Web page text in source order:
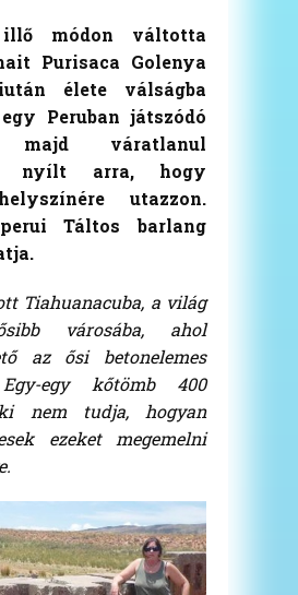
illő módon váltotta
Purisaca Golenya
élete válságba
Peruban játszódó
majd váratlanul
nyílt arra, hogy
utazzon.
Táltos barlang
Tiahuanacuba, a világ
városába, ahol
az ősi betonelemes
Egy-egy kőtömb 400
nem tudja, hogyan
ezeket megemelni